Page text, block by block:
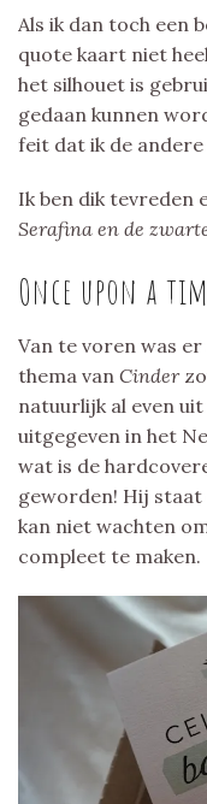
Als ik dan toch een
quote kaart niet
het silhouet is
gedaan kunnen
feit dat ik de
Ik ben dik tevreden
Serafina en de
Once upon a
Van te voren was
thema van Cinder
natuurlijk al even
uitgegeven in het
wat is de
geworden! Hij
kan niet wachten
compleet te maken.